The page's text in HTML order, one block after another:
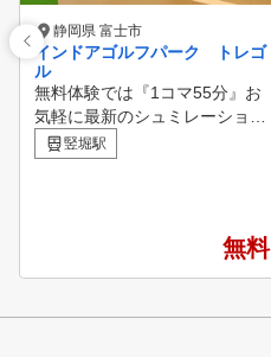
静岡県 富士市
インドアゴルフパーク トレゴ
ル
無料体験では『1コマ55分』お
気軽に最新のシュミレーション
マシンが無料で体験できます！
「続けられるか心配」「インド
習できるゴルフ環境が欲しい・
・」 そんなゴルファーのお声
にお応えする施設がトレゴルで
竪堀駅
無料